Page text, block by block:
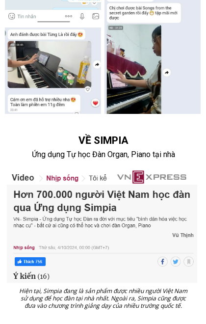
Ứng dụng Tự học Đàn Organ, Piano tại nhà
Hiện tại, Simpia đang là sản phẩm được nhiều người Việt Nam
sử dụng để học đàn tại nhà nhất. Ngoài ra, Simpia cũng được
đưa vào chương trình giảng dạy của nhiều trường quốc tế.
VỀ SIMPIA